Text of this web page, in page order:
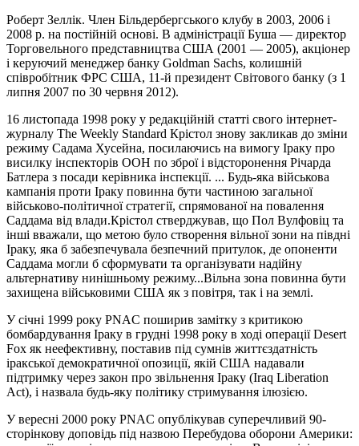
Роберт Зеллік. Член Більдербергського клубу в 2003, 2006 і
2008 р. на постійній основі. В адміністрації Буша — директор
Торговельного представництва США (2001 — 2005), акціонер
і керуючий менеджер банку Goldman Sachs, колишній
співробітник ФРС США, 11-й президент Світового банку (з 1
липня 2007 по 30 червня 2012).
16 листопада 1998 року у редакційній статті свого інтернет-
журналу The Weekly Standard Крістол знову закликав до зміни
режиму Садама Хусейна, посилаючись на вимогу Іраку про
висилку інспекторів ООН по зброї і відсторонення Річарда
Батлера з посади керівника інспекції. ... Будь-яка військова
кампанія проти Іраку повинна бути частиною загальної
військово-політичної стратегії, спрямованої на повалення
Саддама від влади.Крістол стверджував, що Пол Вулфовіц та
інші вважали, що метою було створення вільної зони на півдні
Іраку, яка б забезпечувала безпечний притулок, де опоненти
Саддама могли б сформувати та організувати надійну
альтернативу нинішньому режиму...Вільна зона повинна бути
захищена військовими США як з повітря, так і на землі.
У січні 1999 року PNAC поширив замітку з критикою
бомбардування Іраку в грудні 1998 року в ході операції Desert
Fox як неефективну, поставив під сумнів життєздатність
іракської демократичної опозиції, якій США надавали
підтримку через закон про звільнення Іраку (Iraq Liberation
Act), і назвала будь-яку політику стримування ілюзією.
У вересні 2000 року PNAC опублікував суперечливий 90-
сторінкову доповідь під назвою Перебудова оборони Америки: